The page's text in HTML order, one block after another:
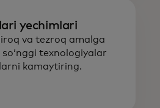
yechimlari
va tezroq amalga
texnologiyalar
kamaytiring.